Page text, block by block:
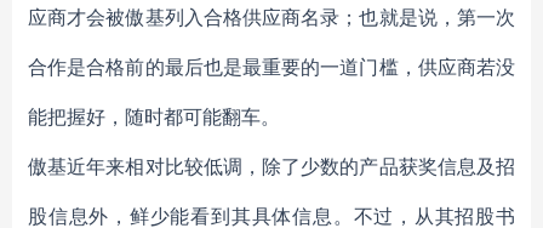
应商才会被傲基列入合格供应商名录 ；也就是说，第一次
合作是合格前的最后也是最重要的一道门槛，供应商若没
能把握好，随时都可能翻车。
傲基近年来相对比较低调，除了少数的产品获奖信息及招
股信息外，鲜少能看到其具体信息。不过，从其招股书